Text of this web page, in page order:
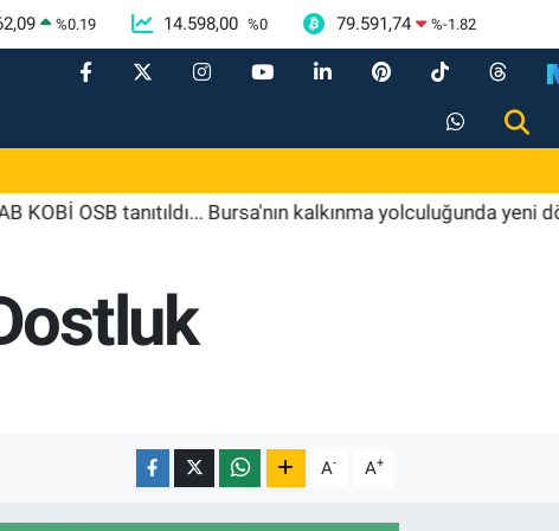
%0.19 14.598,00 %0 79.591,74 %-1.82
OSB tanıtıldı... Bursa'nın kalkınma yolculuğunda yeni dönem
A- A+